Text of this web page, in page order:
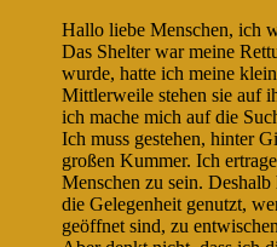
Hallo liebe Menschen, ich
Das Shelter war meine
wurde, hatte ich meine
Mittlerweile stehen sie auf
ich mache mich auf die
Ich muss gestehen, hinter
großen Kummer. Ich
Menschen zu sein.
die Gelegenheit genutzt,
geöffnet sind, zu